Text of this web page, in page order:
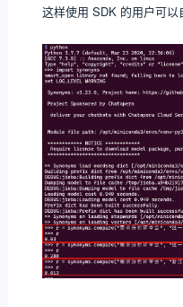
这样使用 SDK 的用户可以